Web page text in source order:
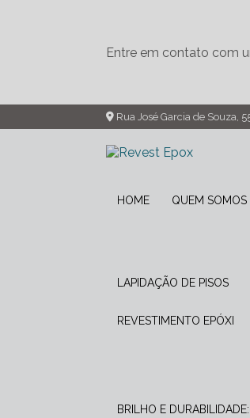
Entre em contato com
Rua José Garcia de Souza,
HOME QUEM SOMOS
LAPIDAÇÃO DE PISOS
REVESTIMENTO EPÓXI
BRILHO E